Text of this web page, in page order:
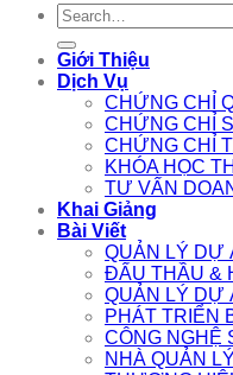
Search
for:
Giới Thiệu
Dịch Vụ
CHỨNG CHỈ
CHỨNG CHỈ
CHỨNG CHỈ
KHÓA HỌC
TƯ VẤN
Khai Giảng
Bài Viết
QUẢN LÝ DỰ
ĐẤU THẦU &
QUẢN LÝ DỰ
PHÁT TRIỂN
CÔNG NGHỆ
NHÀ QUẢN LÝ